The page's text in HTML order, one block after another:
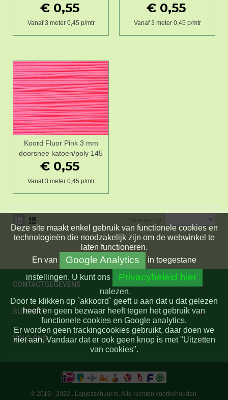
€ 0,55
Vanaf 3 meter 0,45 p/mtr
€ 0,55
Vanaf 3 meter 0,45 p/mtr
Koord Fluor Pink 3 mm
doorsnee katoen/poly 145
€ 0,55
Vanaf 3 meter 0,45 p/mtr
Sorteren op
CONTACTGEGEVENS
SUPPORT
VOLG ONS
Deze site maakt enkel gebruik van functionele cookies en
technologieën die noodzakelijk zijn om de webwinkel te
laten functioneren.
En van Google Analytics
in toegestane
instellingen. U kunt ons Privacybeleid hier
nalezen.
Door te klikken op `akkoord` geeft u aan dat u dat gelezen
heeft en geen bezwaar heeft tegen het gebruik van
functionele cookies en Google analytics.
Er worden geen trackingcookies gebruikt, daar doen we
niet aan. Vandaar dat er ook geen knop is met "Uitzetten
van cookies".
© 2019 - 2022 . Lapjesschuur.nl. Alle rechten voorbehouden.